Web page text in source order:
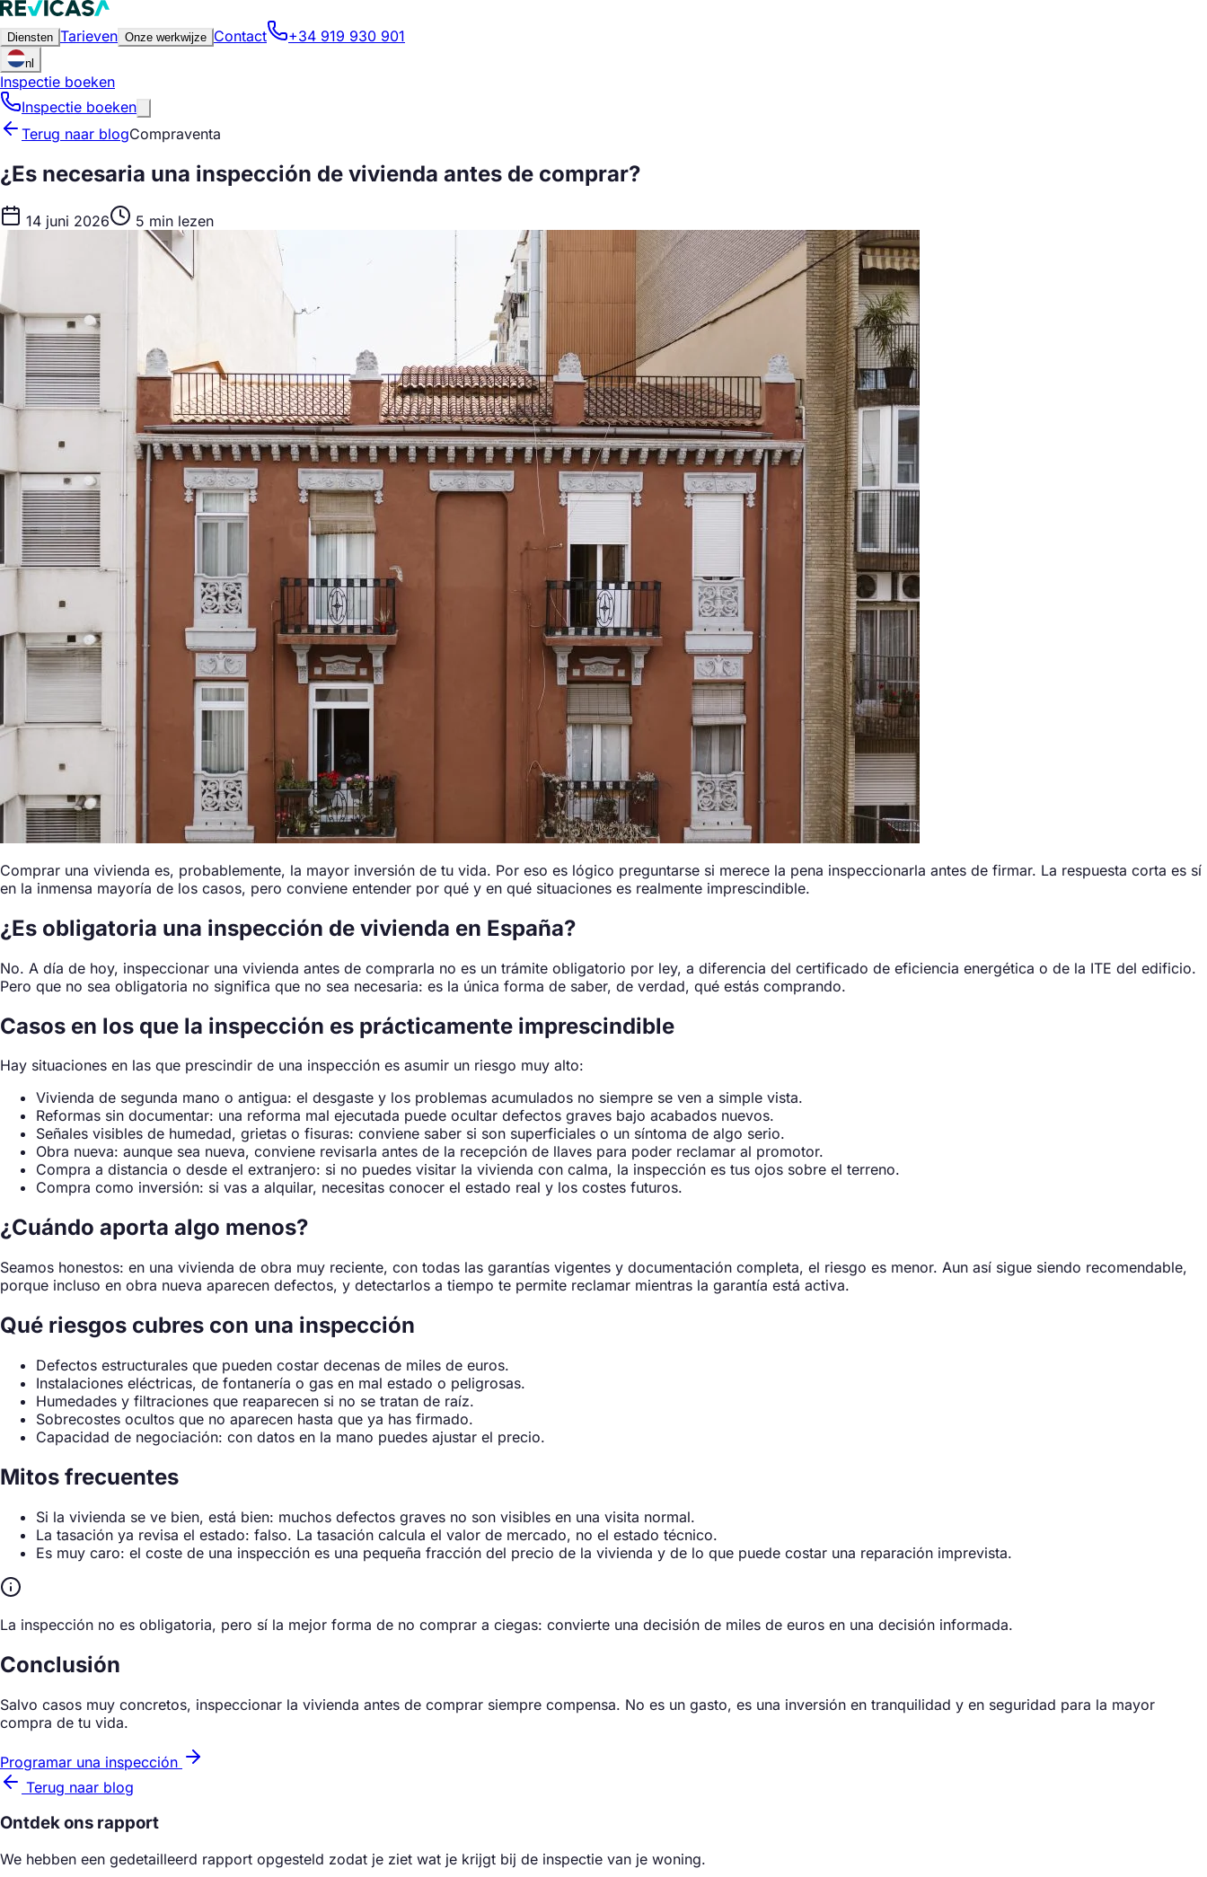
Diensten Tarieven Onze werkwijze Contact +34 919 930 901
nl
Inspectie boeken
Inspectie boeken
Terug naar blogCompraventa
¿Es necesaria una inspección de vivienda antes de comprar?
14 juni 2026 5 min lezen
Comprar una vivienda es, probablemente, la mayor inversión de tu vida. Por eso es lógico preguntarse si merece la pena inspeccionarla antes de firmar. La respuesta corta es sí
en la inmensa mayoría de los casos, pero conviene entender por qué y en qué situaciones es realmente imprescindible.
¿Es obligatoria una inspección de vivienda en España?
No. A día de hoy, inspeccionar una vivienda antes de comprarla no es un trámite obligatorio por ley, a diferencia del certificado de eficiencia energética o de la ITE del edificio.
Pero que no sea obligatoria no significa que no sea necesaria: es la única forma de saber, de verdad, qué estás comprando.
Casos en los que la inspección es prácticamente imprescindible
Hay situaciones en las que prescindir de una inspección es asumir un riesgo muy alto:
Vivienda de segunda mano o antigua: el desgaste y los problemas acumulados no siempre se ven a simple vista.
Reformas sin documentar: una reforma mal ejecutada puede ocultar defectos graves bajo acabados nuevos.
Señales visibles de humedad, grietas o fisuras: conviene saber si son superficiales o un síntoma de algo serio.
Obra nueva: aunque sea nueva, conviene revisarla antes de la recepción de llaves para poder reclamar al promotor.
Compra a distancia o desde el extranjero: si no puedes visitar la vivienda con calma, la inspección es tus ojos sobre el terreno.
Compra como inversión: si vas a alquilar, necesitas conocer el estado real y los costes futuros.
¿Cuándo aporta algo menos?
Seamos honestos: en una vivienda de obra muy reciente, con todas las garantías vigentes y documentación completa, el riesgo es menor. Aun así sigue siendo recomendable,
porque incluso en obra nueva aparecen defectos, y detectarlos a tiempo te permite reclamar mientras la garantía está activa.
Qué riesgos cubres con una inspección
Defectos estructurales que pueden costar decenas de miles de euros.
Instalaciones eléctricas, de fontanería o gas en mal estado o peligrosas.
Humedades y filtraciones que reaparecen si no se tratan de raíz.
Sobrecostes ocultos que no aparecen hasta que ya has firmado.
Capacidad de negociación: con datos en la mano puedes ajustar el precio.
Mitos frecuentes
Si la vivienda se ve bien, está bien: muchos defectos graves no son visibles en una visita normal.
La tasación ya revisa el estado: falso. La tasación calcula el valor de mercado, no el estado técnico.
Es muy caro: el coste de una inspección es una pequeña fracción del precio de la vivienda y de lo que puede costar una reparación imprevista.
La inspección no es obligatoria, pero sí la mejor forma de no comprar a ciegas: convierte una decisión de miles de euros en una decisión informada.
Conclusión
Salvo casos muy concretos, inspeccionar la vivienda antes de comprar siempre compensa. No es un gasto, es una inversión en tranquilidad y en seguridad para la mayor
compra de tu vida.
Programar una inspección
Terug naar blog
Ontdek ons rapport
We hebben een gedetailleerd rapport opgesteld zodat je ziet wat je krijgt bij de inspectie van je woning.